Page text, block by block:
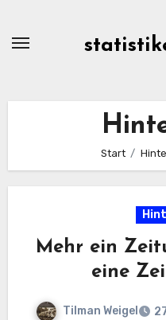
Start
Mehr ein
eine
Tilman Weigel